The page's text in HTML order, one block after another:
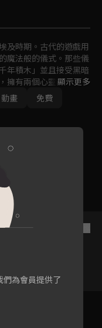
及時期。古代的遊戲用
魔法般的儀式。那些儀
年積木」並且接受黑暗
擁有兩個心靈的少年以
顯示更多
動畫
免費
為會員提供了